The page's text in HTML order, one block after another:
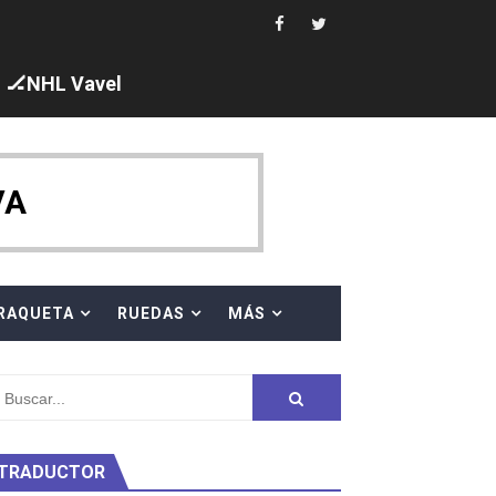
y Taddeucci. Ángela Martínez 5ª en 10km
al equipo neutral ruso, llevándose 8 medallas, seis para
🏒NHL Vavel
RAQUETA RUEDAS MÁS